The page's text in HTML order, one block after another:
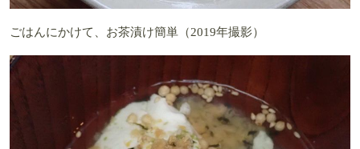
ごはんにかけて、お茶漬け簡単（2019年撮影）